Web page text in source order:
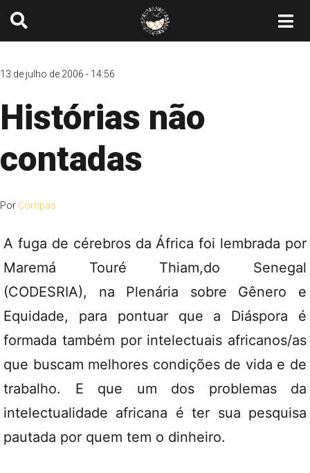
13 de julho de 2006 - 14:56
Histórias não
contadas
Por Compas
A fuga de cérebros da África foi lembrada por
Maremá Touré Thiam,do Senegal
(CODESRIA), na Plenária sobre Gênero e
Equidade, para pontuar que a Diáspora é
formada também por intelectuais africanos/as
que buscam melhores condições de vida e de
trabalho. E que um dos problemas da
intelectualidade africana é ter sua pesquisa
pautada por quem tem o dinheiro.